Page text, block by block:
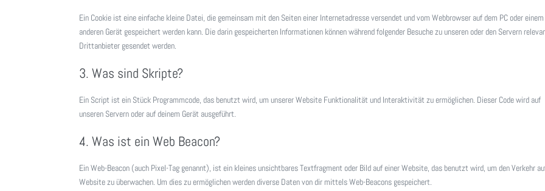
Ein Cookie ist eine einfache kleine Datei, die gemeinsam mit den Seiten einer Internetadresse versendet und vom Webbrowser auf dem PC oder einem
anderen Gerät gespeichert werden kann. Die darin gespeicherten Informationen können während folgender Besuche zu unseren oder den Servern
Drittanbieter gesendet werden.
3. Was sind Skripte?
Ein Script ist ein Stück Programmcode, das benutzt wird, um unserer Website Funktionalität und Interaktivität zu ermöglichen. Dieser Code wird auf
unseren Servern oder auf deinem Gerät ausgeführt.
4. Was ist ein Web Beacon?
Ein Web-Beacon (auch Pixel-Tag genannt), ist ein kleines unsichtbares Textfragment oder Bild auf einer Website, das benutzt wird, um den Verkehr
Website zu überwachen. Um dies zu ermöglichen werden diverse Daten von dir mittels Web-Beacons gespeichert.